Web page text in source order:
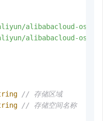
alibabacloud-oss-go-
alibabacloud-oss-
// 存储区域
// 存储空间名称